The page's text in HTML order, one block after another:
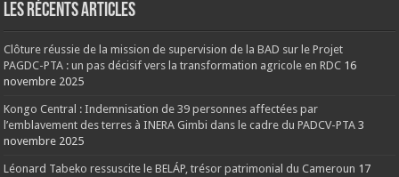
LES RÉCENTS ARTICLES
Clôture réussie de la mission de supervision de la BAD sur le Projet
PAGDC-PTA : un pas décisif vers la transformation agricole en RDC 16
novembre 2025
Kongo Central : Indemnisation de 39 personnes affectées par
l’emblavement des terres à INERA Gimbi dans le cadre du PADCV-PTA 3
novembre 2025
Léonard Tabeko ressuscite le BELÁP, trésor patrimonial du Cameroun 17